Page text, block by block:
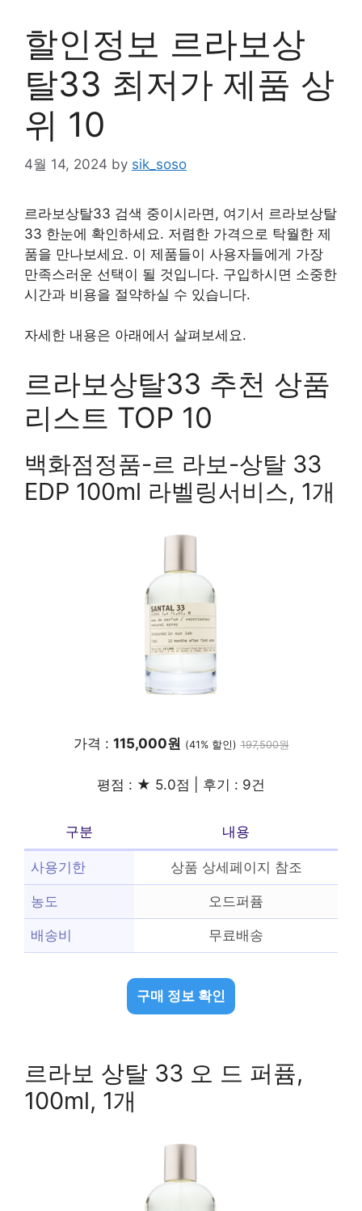
할인정보 르라보상
탈33 최저가 제품 상
위 10
4월 14, 2024 by sik_soso
르라보상탈33 검색 중이시라면, 여기서 르라보상탈
33 한눈에 확인하세요. 저렴한 가격으로 탁월한 제
품을 만나보세요. 이 제품들이 사용자들에게 가장
만족스러운 선택이 될 것입니다. 구입하시면 소중한
시간과 비용을 절약하실 수 있습니다.
자세한 내용은 아래에서 살펴보세요.
르라보상탈33 추천 상품
리스트 TOP 10
백화점정품-르 라보-상탈 33
EDP 100ml 라벨링서비스, 1개
가격 : 115,000원 (41% 할인) 197,500원
평점 : ★ 5.0점 | 후기 : 9건
구분 내용
사용기한 상품 상세페이지 참조
농도 오드퍼퓸
배송비 무료배송
구매 정보 확인
르라보 상탈 33 오 드 퍼퓸,
100ml, 1개